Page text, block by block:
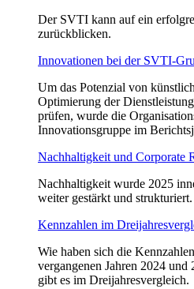
Der SVTI kann auf ein
zurückblicken.
Innovationen bei der SVTI-
Um das Potenzial von
Optimierung der
prüfen, wurde die
Innovationsgruppe im
Nachhaltigkeit und Corporate
Nachhaltigkeit wurde 2025
weiter gestärkt und strukturiert.
Kennzahlen im
Wie haben sich die
vergangenen Jahren 2024
gibt es im Dreijahresvergleich.